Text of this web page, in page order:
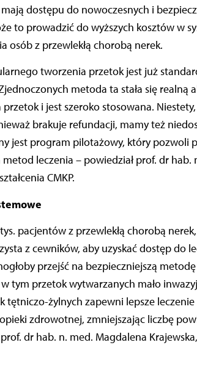
dostępu do nowoczesnych i
to prowadzić do wyższych kosztów w
osób z przewlekłą chorobą nerek.
tworzenia przetok jest już
metoda ta stała się realną
i jest szeroko stosowana.
brakuje refundacji, mamy też
jest program pilotażowy, który pozwoli
leczenia – powiedział prof. dr hab.
CMKP.
pacjentów z przewlekłą chorobą
z cewników, aby uzyskać dostęp do
przejść na bezpieczniejszą
tym przetok wytwarzanych mało
tętniczo-żylnych zapewni lepsze
zdrowotnej, zmniejszając liczbę
dr hab. n. med. Magdalena